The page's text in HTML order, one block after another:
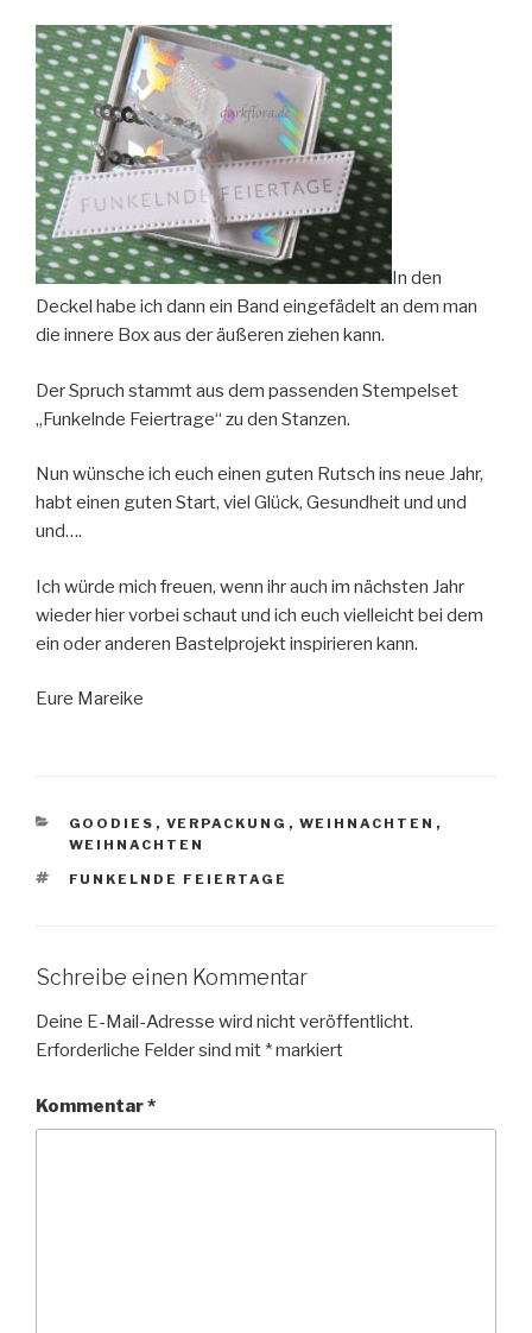
In den
Deckel habe ich dann ein Band eingefädelt an dem man
die innere Box aus der äußeren ziehen kann.
Der Spruch stammt aus dem passenden Stempelset
„Funkelnde Feiertrage“ zu den Stanzen.
Nun wünsche ich euch einen guten Rutsch ins neue Jahr,
habt einen guten Start, viel Glück, Gesundheit und und
und….
Ich würde mich freuen, wenn ihr auch im nächsten Jahr
wieder hier vorbei schaut und ich euch vielleicht bei dem
ein oder anderen Bastelprojekt inspirieren kann.
Eure Mareike
KATEGORIEN
GOODIES , VERPACKUNG , WEIHNACHTEN ,
WEIHNACHTEN
SCHLAGWÖRTER
FUNKELNDE FEIERTAGE
Schreibe einen Kommentar
Deine E-Mail-Adresse wird nicht veröffentlicht.
Erforderliche Felder sind mit *markiert
Kommentar*